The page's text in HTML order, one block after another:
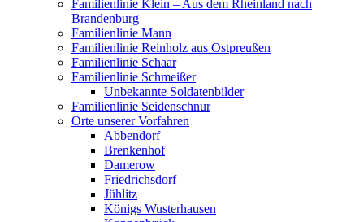
Familienlinie Klein – Aus dem Rheinland nach
Brandenburg
Familienlinie Mann
Familienlinie Reinholz aus Ostpreußen
Familienlinie Schaar
Familienlinie Schmeißer
Unbekannte Soldatenbilder
Familienlinie Seidenschnur
Orte unserer Vorfahren
Abbendorf
Brenkenhof
Damerow
Friedrichsdorf
Jühlitz
Königs Wusterhausen